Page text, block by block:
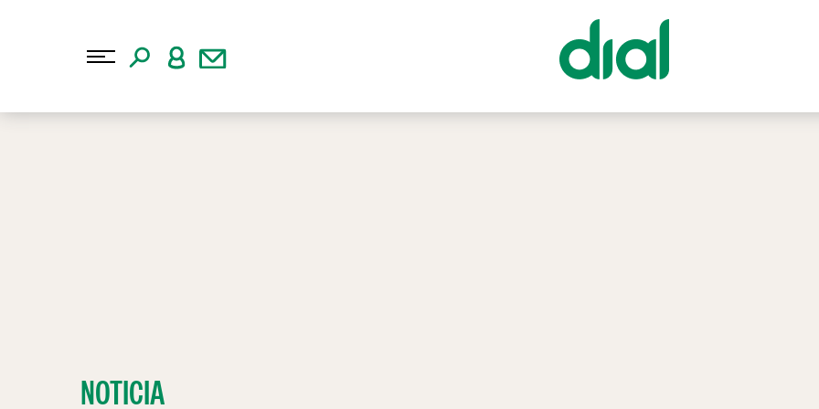
NOTICIA